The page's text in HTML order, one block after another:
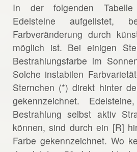
In der folgenden
Edelsteine aufgelistet,
Farbveränderung durch
möglich ist. Bei einigen
Bestrahlungsfarbe im
Solche instabilen
Sternchen (*) direkt hinter
gekennzeichnet.
Bestrahlung selbst aktiv
können, sind durch ein [R]
Farbe gekennzeichnet. Wo